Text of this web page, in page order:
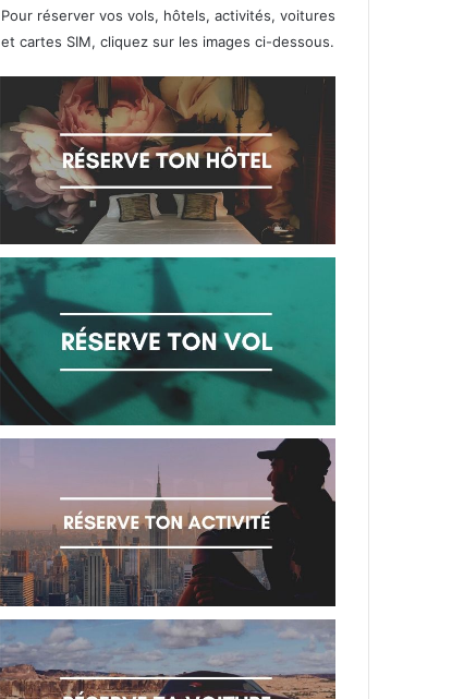
Pour réserver vos vols, hôtels, activités, voitures
et cartes SIM, cliquez sur les images ci-dessous.